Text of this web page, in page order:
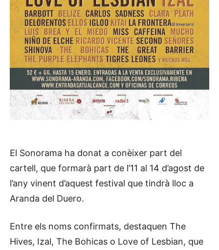
El Sonorama ha donat a conèixer part del
cartell, que formarà part de l’11 al 14 d’agost de
l’any vinent d’aquest festival que tindrà lloc a
Aranda del Duero.
Entre els noms confirmats, destaquen The
Hives, Izal, The Bohicas o Love of Lesbian, que